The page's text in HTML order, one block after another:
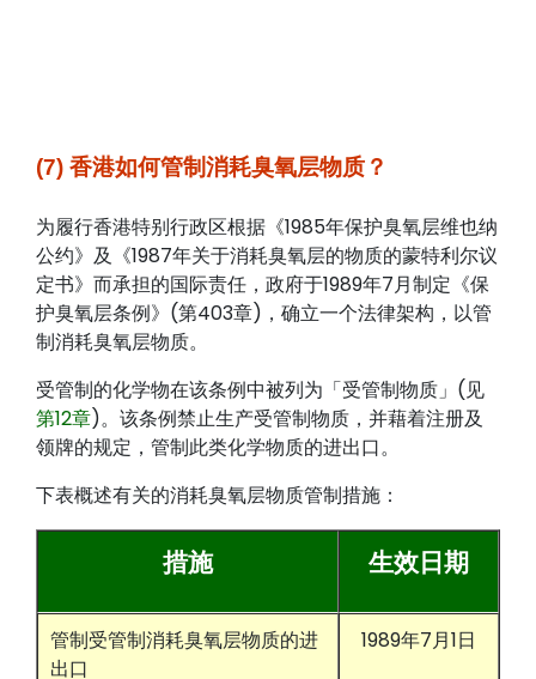
(7) 香港如何管制消耗臭氧层物质？
为履行香港特别行政区根据《1985年保护臭氧层维也纳
公约》及《1987年关于消耗臭氧层的物质的蒙特利尔议
定书》而承担的国际责任，政府于1989年7月制定《保
护臭氧层条例》(第403章)，确立一个法律架构，以管
制消耗臭氧层物质。
受管制的化学物在该条例中被列为「受管制物质」(见
第12章)。该条例禁止生产受管制物质，并藉着注册及
领牌的规定，管制此类化学物质的进出口。
下表概述有关的消耗臭氧层物质管制措施：
措施 生效日期
管制受管制消耗臭氧层物质的进
出口
1989年7月1日